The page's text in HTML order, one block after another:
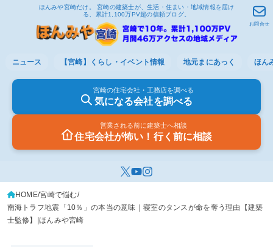
ほんみや宮崎だけ。 宮崎の建築士が、生活・住まい・地域情報を届け
る、累計1,100万PV超の信頼ブログ。
ニュース 【宮崎】くらし・イベント情報 地元まにあっく ほん
宮崎の住宅会社・工務店を調べる
気になる会社を調べる
営業される前に建築士へ相談
住宅会社が怖い！行く前に相談
お問合せ
HOME 宮崎で悩む
南海トラフ地震「10％」の本当の意味｜寝室のタンスが命を奪う理由【建築
士監修】|ほんみや宮崎